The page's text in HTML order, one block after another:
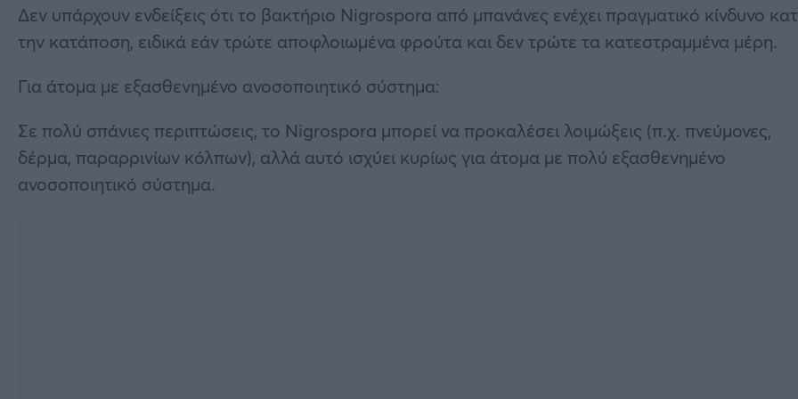
Δεν υπάρχουν ενδείξεις ότι το βακτήριο Nigrospora από μπανάνες ενέχει πραγματικό κίνδυνο
την κατάποση, ειδικά εάν τρώτε αποφλοιωμένα φρούτα και δεν τρώτε τα κατεστραμμένα μέρη.
Για άτομα με εξασθενημένο ανοσοποιητικό σύστημα:
Σε πολύ σπάνιες περιπτώσεις, το Nigrospora μπορεί να προκαλέσει λοιμώξεις (π.χ. πνεύμονες,
δέρμα, παραρρινίων κόλπων), αλλά αυτό ισχύει κυρίως για άτομα με πολύ εξασθενημένο
ανοσοποιητικό σύστημα.